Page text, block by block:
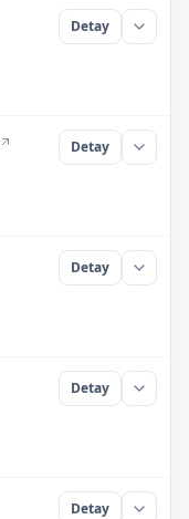
Detay
Detay
Detay
Detay
Detay